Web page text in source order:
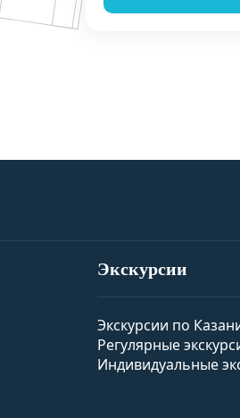
Экскурсии
Экскурсии по
Регулярные
Индивидуальные